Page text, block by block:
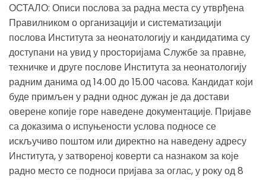
ОСТАЛО: Описи послова за радна места су утврђена
Правилником о организацији и систематизацији
послова Института за неонатологију и кандидатима су
доступани на увид у просторијама Службе за правне,
техничке и друге послове Института за неонатологију
радним данима од 14.00 до 15.00 часова. Кандидат који
буде примљен у радни однос дужан је да достави
оверене копије горе наведене документације. Пријаве
са доказима о испуњености услова подносе се
искључиво поштом или директно на наведену адресу
Института, у затвореној коверти са назнаком за које
радно место се подноси пријава за оглас, у року од 8